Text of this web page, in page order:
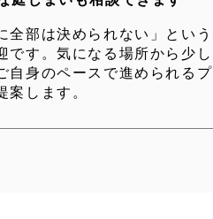
全部は決められない」という
です。気になる場所から少し
自身のペースで進められるプ
案します。